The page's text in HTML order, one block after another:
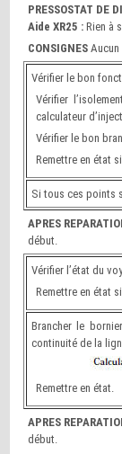
PRESSOSTAT DE
Aide XR25 : Rien à
CONSIGNES
Vérifier le bon
Vérifier
calculateur
Vérifier le bon
Remettre en état
Si tous ces points
APRES
début.
Vérifier l’état du
Remettre en état
Brancher le
continuité de la
Remettre en état.
APRES
début.